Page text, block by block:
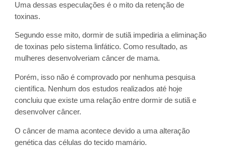
Uma dessas especulações é o mito da retenção de
toxinas.
Segundo esse mito, dormir de sutiã impediria a eliminação
de toxinas pelo sistema linfático. Como resultado, as
mulheres desenvolveriam câncer de mama.
Porém, isso não é comprovado por nenhuma pesquisa
científica. Nenhum dos estudos realizados até hoje
concluiu que existe uma relação entre dormir de sutiã e
desenvolver câncer.
O câncer de mama acontece devido a uma alteração
genética das células do tecido mamário.